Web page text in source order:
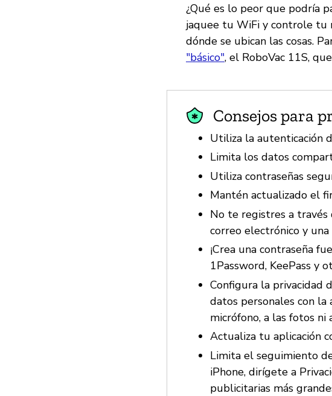
¿Qué es lo peor que podría
jaquee tu WiFi y controle tu
dónde se ubican las cosas.
"básico", el RoboVac 11S,
Consejos para
Utiliza la autenticación
Limita los datos
Utiliza contraseñas
Mantén actualizado el
No te registres a través
correo electrónico y una
¡Crea una contraseña
1Password, KeePass y
Configura la privacidad
datos personales con la
micrófono, a las fotos ni
Actualiza tu aplicación
Limita el seguimiento
iPhone, dirígete a
publicitarias más